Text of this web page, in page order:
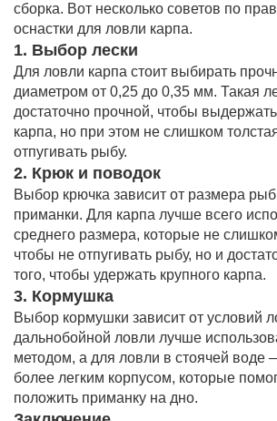
сборка. Вот несколько советов по
оснастки для ловли карпа.
1. Выбор лески
Для ловли карпа стоит выбирать
диаметром от 0,25 до 0,35 мм. Такая
достаточно прочной, чтобы
карпа, но при этом не слишком
отпугивать рыбу.
2. Крюк и поводок
Выбор крючка зависит от размера
приманки. Для карпа лучше всего
среднего размера, которые не
чтобы не отпугивать рыбу, но и
того, чтобы удержать крупного карпа.
3. Кормушка
Выбор кормушки зависит от условий
дальнобойной ловли лучше
методом, а для ловли в стоячей воде
более легким корпусом, которые
положить приманку на дно.